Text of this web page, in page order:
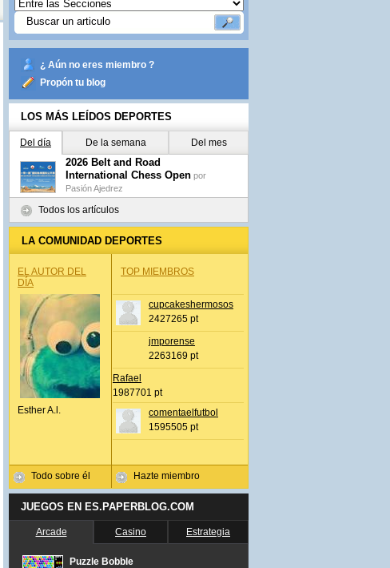
¿ Aún no eres miembro ?
Propón tu blog
LOS MÁS LEÍDOS DEPORTES
Del día De la semana Del mes
2026 Belt and Road
International Chess Open por
Pasión Ajedrez
Todos los artículos
LA COMUNIDAD DEPORTES
EL AUTOR DEL
DÍA
Esther A.l.
Todo sobre él
TOP MIEMBROS
cupcakeshermosos
2427265 pt
jmporense
2263169 pt
Rafael
1987701 pt
comentaelfutbol
1595505 pt
Hazte miembro
JUEGOS EN ES.PAPERBLOG.COM
Arcade Casino Estrategia
Puzzle Bobble